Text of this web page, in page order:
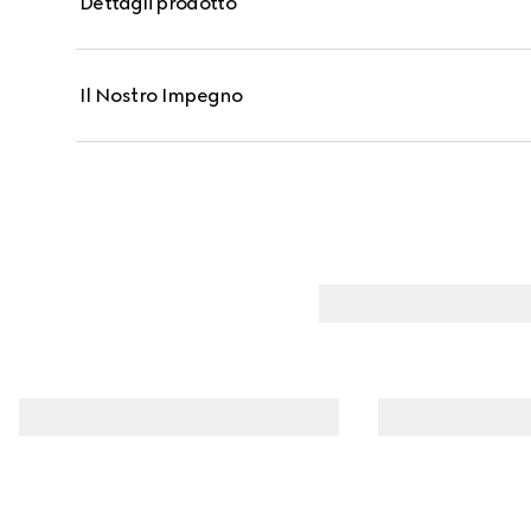
mentre la texture avvolgente e i polimeri riflettenti
Il Nostro Impegno